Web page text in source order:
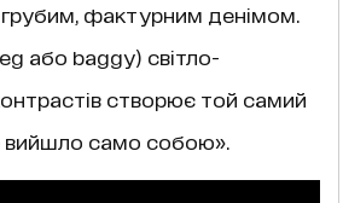
грубим, фактурним денімом.
або baggy) світло-
створює той самий
вийшло само собою».